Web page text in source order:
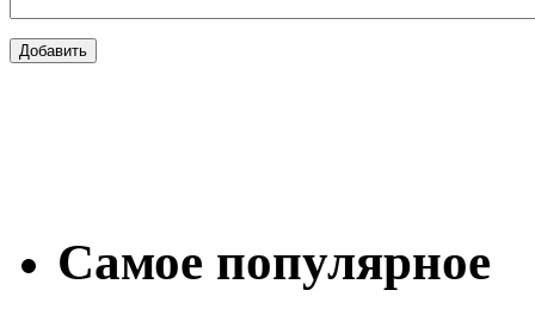
Самое популярное